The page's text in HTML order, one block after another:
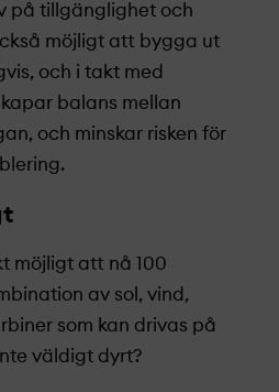
på tillgänglighet och
möjligt att bygga ut
och i takt med
balans mellan
och minskar risken för
möjligt att nå 100
av sol, vind,
som kan drivas på
väldigt dyrt?